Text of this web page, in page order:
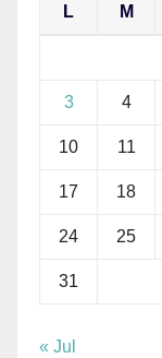
L M
3 4
10 11
17 18
24 25
31
« Jul